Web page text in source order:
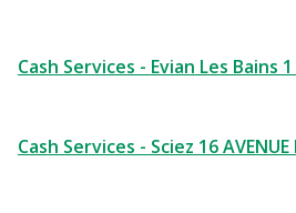
Cash Services - Evian Les Bains 1
Cash Services - Sciez 16 AVENUE